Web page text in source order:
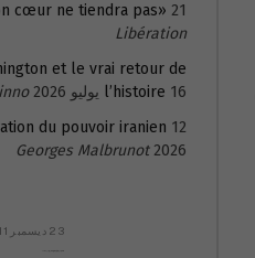
cœur ne tiendra pas» 21 يوليو 2026
Libération
et le vrai retour de
l’histoire 16 يوليو 2026
du pouvoir iranien
2026
Georges Malbrunot
23 ديسمبر 2011